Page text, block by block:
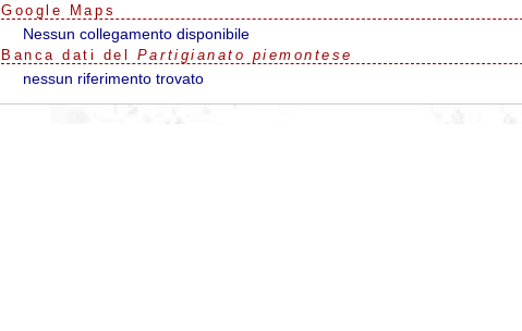
G oo g e Maps
Nessun collegamento disponibile
Banca dati del Partigianato piemontese
nessun riferimento trovato